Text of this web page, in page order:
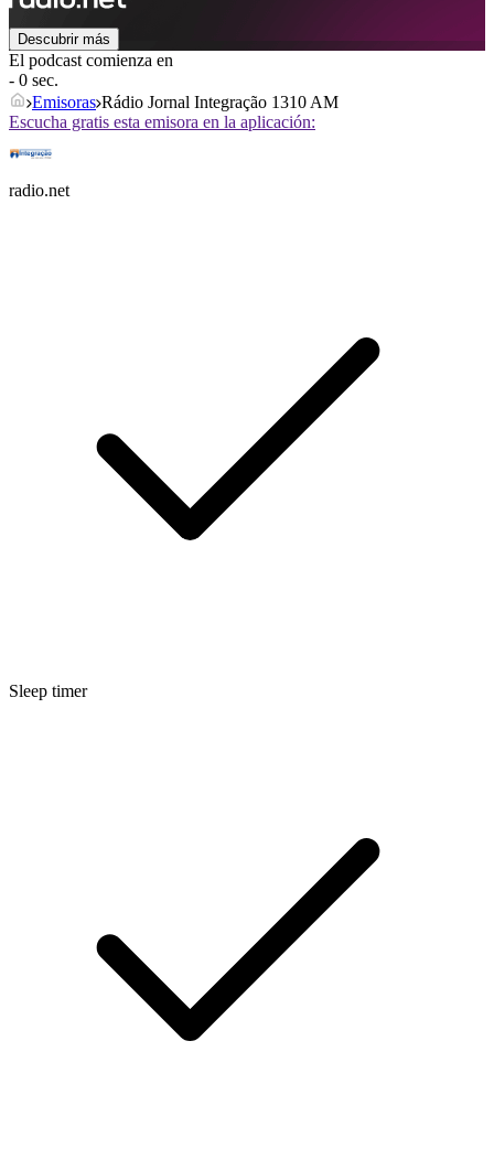
Descubrir más
El podcast comienza en
- 0 sec.
Emisoras Rádio Jornal Integração 1310 AM
Escucha gratis esta emisora en la aplicación:
radio.net
Sleep timer